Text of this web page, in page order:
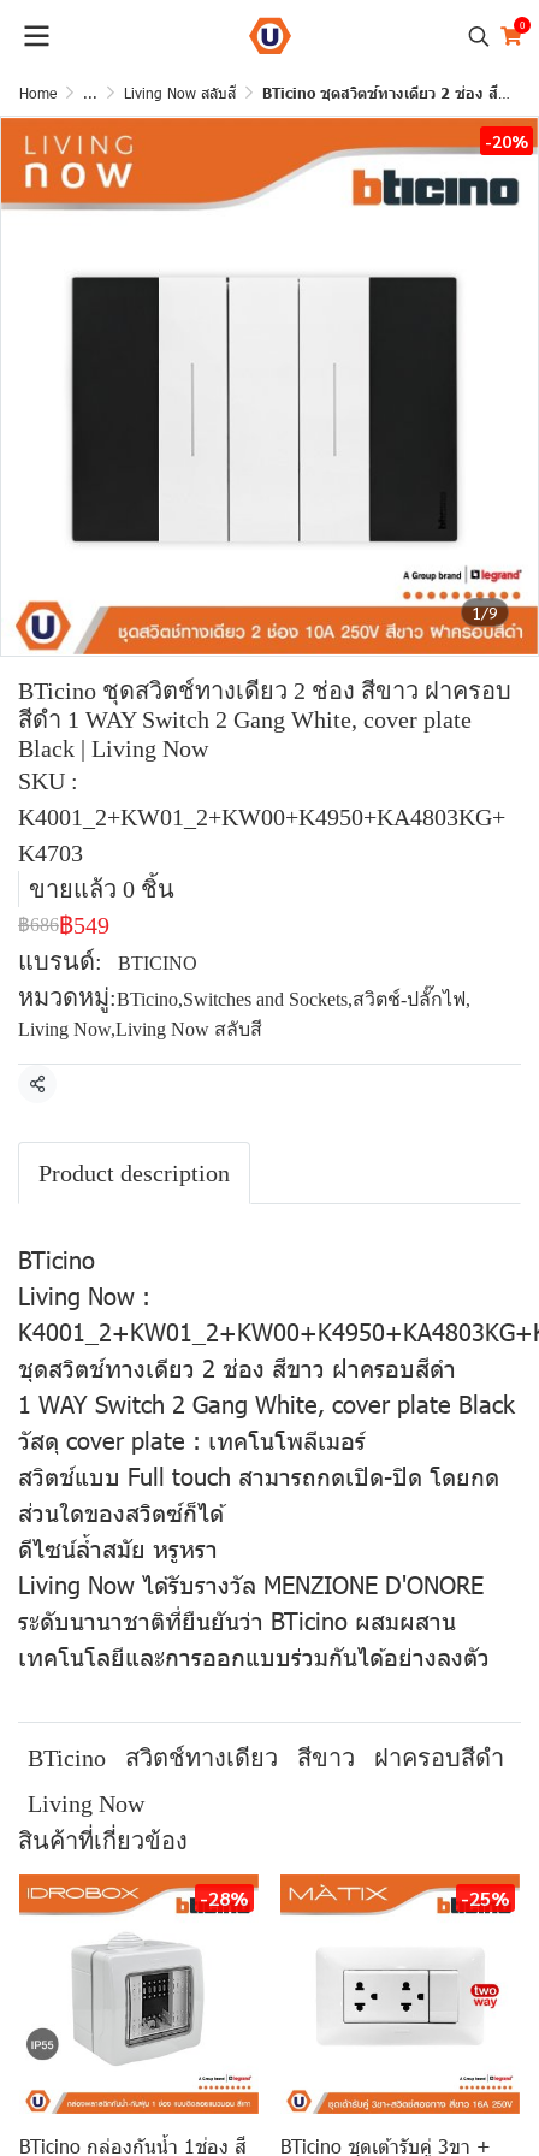
0
Home ... Living Now สลับสี BTicino ชุดสวิตช์ทางเดียว 2 ช่อง สีขาว ฝาครอบสีดำ 1 WAY Switch 2 Gang White, cover plate Black | Living Now
1/9
-20%
BTicino ชุดสวิตช์ทางเดียว 2 ช่อง สีขาว ฝาครอบ
สีดำ 1 WAY Switch 2 Gang White, cover plate
Black | Living Now
SKU :
K4001_2+KW01_2+KW00+K4950+KA4803KG+
K4703
ขายแล้ว 0 ชิ้น
฿686฿549
แบรนด์:
BTICINO
หมวดหมู่:BTicino,Switches and Sockets,สวิตช์-ปลั๊กไฟ,
Living Now,Living Now สลับสี
แชร์
Product description
BTicino
Living Now :
ชุดสวิตช์ทางเดียว 2 ช่อง สีขาว ฝาครอบสีดำ
1 WAY Switch 2 Gang White, cover plate Black
วัสดุ cover plate : เทคโนโพลีเมอร์
สวิตช์แบบ Full touch สามารถกดเปิด-ปิด โดยกด
ส่วนใดของสวิตซ์ก็ได้
​ดีไซน์ล้ำสมัย หรูหรา
Living Now ได้รับรางวัล MENZIONE D'ONORE
ระดับนานาชาติที่ยืนยันว่า BTicino ผสมผสาน
เทคโนโลยีและการออกแบบร่วมกันได้อย่างลงตัว
BTicino สวิตช์ทางเดียว สีขาว
ฝาครอบสีดำ
Living Now
สินค้าที่เกี่ยวข้อง
-28%
BTicino กล่องกันน้ำ 1ช่อง สี
-25%
BTicino ชุดเต้ารับคู่ 3ขา +